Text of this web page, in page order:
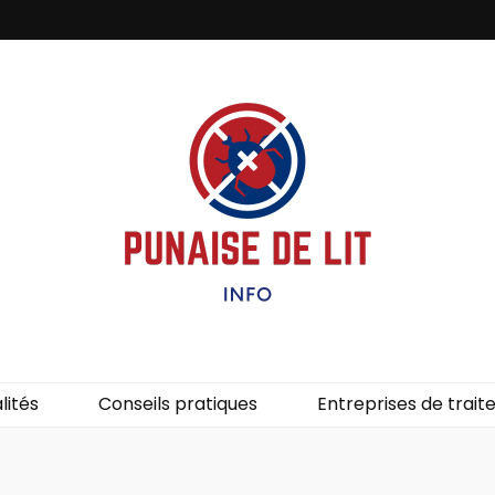
Conseils pratiques Entreprises de